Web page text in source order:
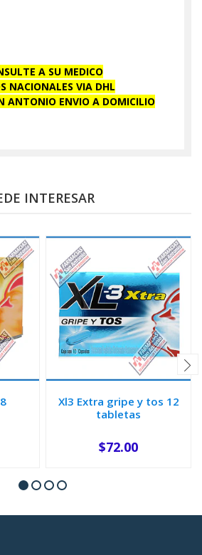
A SU MEDICO
NACIONALES VIA DHL
ANTONIO ENVIO A DOMICILIO
INTERESAR
Xl3 Extra gripe y tos 12
tabletas
+
$72.00